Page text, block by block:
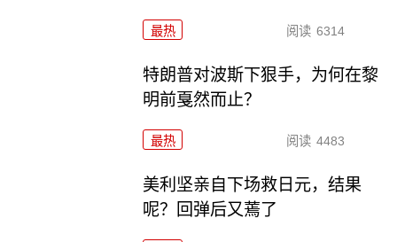
最热 阅读 6314
特朗普对波斯下狠手，为何在黎
明前戛然而止？
最热 阅读 4483
美利坚亲自下场救日元，结果
呢？回弹后又蔫了